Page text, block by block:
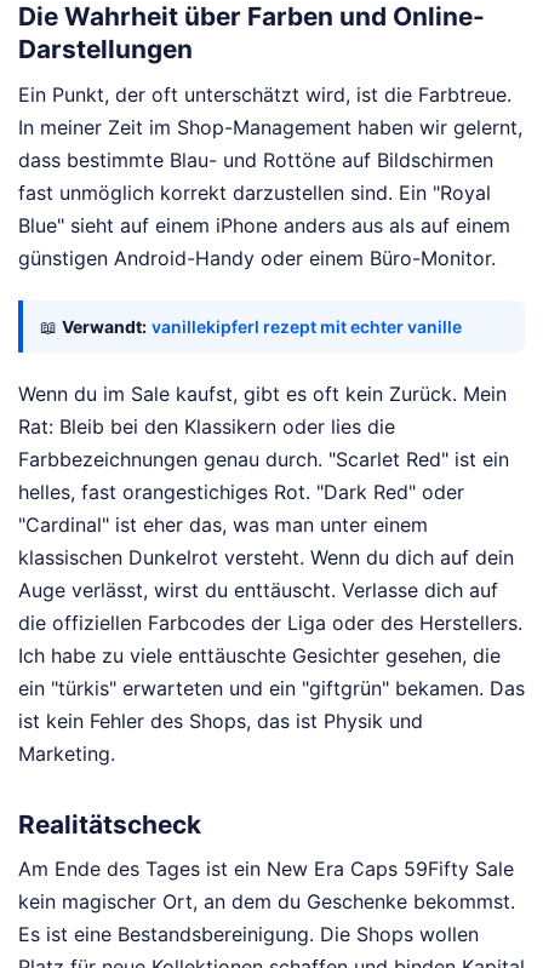
Die Wahrheit über Farben und Online-
Darstellungen
Ein Punkt, der oft unterschätzt wird, ist die Farbtreue.
In meiner Zeit im Shop-Management haben wir gelernt,
dass bestimmte Blau- und Rottöne auf Bildschirmen
fast unmöglich korrekt darzustellen sind. Ein "Royal
Blue" sieht auf einem iPhone anders aus als auf einem
günstigen Android-Handy oder einem Büro-Monitor.
📖 Verwandt: vanillekipferl rezept mit echter vanille
Wenn du im Sale kaufst, gibt es oft kein Zurück. Mein
Rat: Bleib bei den Klassikern oder lies die
Farbbezeichnungen genau durch. "Scarlet Red" ist ein
helles, fast orangestichiges Rot. "Dark Red" oder
"Cardinal" ist eher das, was man unter einem
klassischen Dunkelrot versteht. Wenn du dich auf dein
Auge verlässt, wirst du enttäuscht. Verlasse dich auf
die offiziellen Farbcodes der Liga oder des Herstellers.
Ich habe zu viele enttäuschte Gesichter gesehen, die
ein "türkis" erwarteten und ein "giftgrün" bekamen. Das
ist kein Fehler des Shops, das ist Physik und
Marketing.
Realitätscheck
Am Ende des Tages ist ein New Era Caps 59Fifty Sale
kein magischer Ort, an dem du Geschenke bekommst.
Es ist eine Bestandsbereinigung. Die Shops wollen